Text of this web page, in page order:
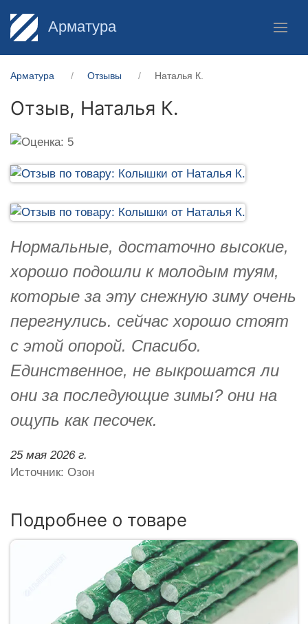
Арматура
Арматура Отзывы Наталья К.
Отзыв, Наталья К.
Нормальные, достаточно высокие,
хорошо подошли к молодым туям,
которые за эту снежную зиму очень
перегнулись. сейчас хорошо стоят
с этой опорой. Спасибо.
Единственное, не выкрошатся ли
они за последующие зимы? они на
ощупь как песочек.
25 мая 2026 г.
Источник: Озон
Подробнее о товаре